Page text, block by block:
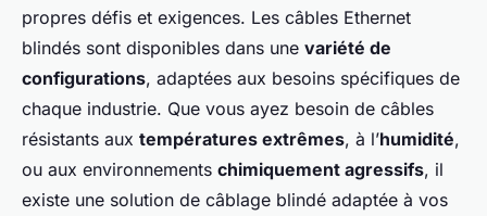
propres défis et exigences. Les câbles Ethernet
blindés sont disponibles dans une variété de
configurations, adaptées aux besoins spécifiques de
chaque industrie. Que vous ayez besoin de câbles
résistants aux températures extrêmes, à l’humidité,
ou aux environnements chimiquement agressifs, il
existe une solution de câblage blindé adaptée à vos